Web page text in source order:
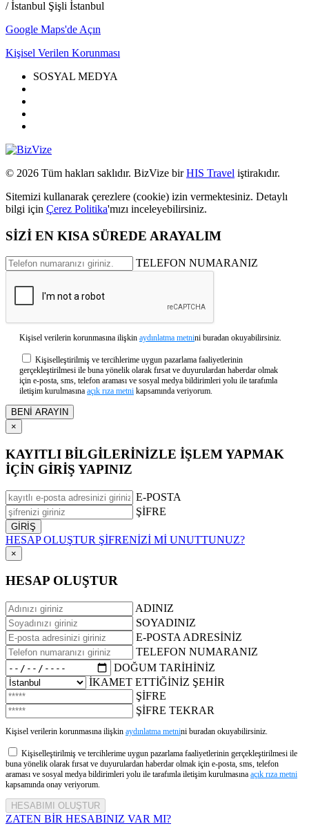
/ İstanbul Şişli İstanbul
Google Maps'de Açın
Kişisel Verilen Korunması
SOSYAL MEDYA
© 2026 Tüm hakları saklıdır. BizVize birHIS Travel iştirakıdır.
Sitemizi kullanarak çerezlere (cookie) izin vermektesiniz. Detaylı
bilgi için Çerez Politika'mızı inceleyebilirsiniz.
SİZİ EN KISA SÜREDE ARAYALIM
TELEFON NUMARANIZ
Kişisel verilerin korunmasına ilişkin aydınlatma metnini buradan okuyabilirsiniz.
Kişiselleştirilmiş ve tercihlerime uygun pazarlama faaliyetlerinin
gerçekleştirilmesi ile buna yönelik olarak fırsat ve duyurulardan haberdar olmak
için e-posta, sms, telefon araması ve sosyal medya bildirimleri yolu ile tarafımla
iletişim kurulmasına açık rıza metni kapsamında veriyorum.
×
KAYITLI BİLGİLERİNİZLE İŞLEM YAPMAK
İÇİN GİRİŞ YAPINIZ
E-POSTA
ŞİFRE
HESAP OLUŞTUR ŞİFRENİZİ Mİ UNUTTUNUZ?
×
HESAP OLUŞTUR
ADINIZ
SOYADINIZ
E-POSTA ADRESİNİZ
TELEFON NUMARANIZ
DOĞUM TARİHİNİZ
İKAMET ETTİĞİNİZ ŞEHİR
ŞİFRE
ŞİFRE TEKRAR
Kişisel verilerin korunmasına ilişkin aydınlatma metnini buradan okuyabilirsiniz.
Kişiselleştirilmiş ve tercihlerime uygun pazarlama faaliyetlerinin gerçekleştirilmesi ile
buna yönelik olarak fırsat ve duyurulardan haberdar olmak için e-posta, sms, telefon
araması ve sosyal medya bildirimleri yolu ile tarafımla iletişim kurulmasına açık rıza metni
kapsamında onay veriyorum.
ZATEN BİR HESABINIZ VAR MI?